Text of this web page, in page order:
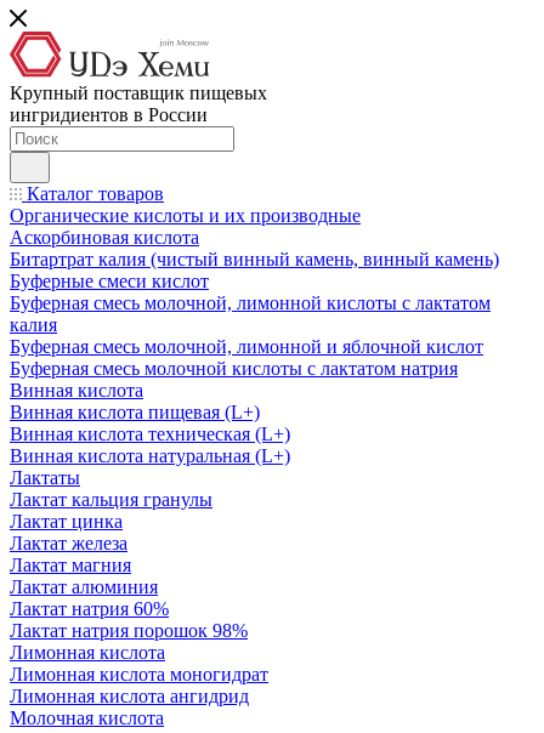
Крупный поставщик пищевых
ингридиентов в России
Каталог товаров
Органические кислоты и их производные
Аскорбиновая кислота
Битартрат калия (чистый винный камень, винный камень)
Буферные смеси кислот
Буферная смесь молочной, лимонной кислоты с лактатом
калия
Буферная смесь молочной, лимонной и яблочной кислот
Буферная смесь молочной кислоты с лактатом натрия
Винная кислота
Винная кислота пищевая (L+)
Винная кислота техническая (L+)
Винная кислота натуральная (L+)
Лактаты
Лактат кальция гранулы
Лактат цинка
Лактат железа
Лактат магния
Лактат алюминия
Лактат натрия 60%
Лактат натрия порошок 98%
Лимонная кислота
Лимонная кислота моногидрат
Лимонная кислота ангидрид
Молочная кислота